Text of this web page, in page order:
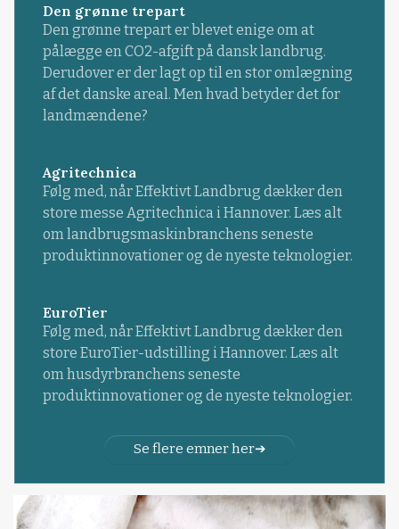
Den grønne trepart
Den grønne trepart er blevet enige om at
pålægge en CO2-afgift på dansk landbrug.
Derudover er der lagt op til en stor omlægning
af det danske areal. Men hvad betyder det for
landmændene?
Agritechnica
Følg med, når Effektivt Landbrug dækker den
store messe Agritechnica i Hannover. Læs alt
om landbrugsmaskinbranchens seneste
produktinnovationer og de nyeste teknologier.
EuroTier
Følg med, når Effektivt Landbrug dækker den
store EuroTier-udstilling i Hannover. Læs alt
om husdyrbranchens seneste
produktinnovationer og de nyeste teknologier.
Se flere emner her